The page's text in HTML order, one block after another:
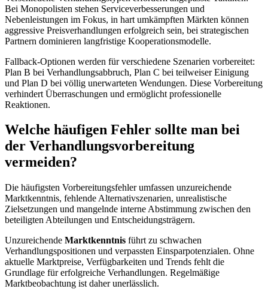
Bei Monopolisten stehen Serviceverbesserungen und
Nebenleistungen im Fokus, in hart umkämpften Märkten können
aggressive Preisverhandlungen erfolgreich sein, bei strategischen
Partnern dominieren langfristige Kooperationsmodelle.
Fallback-Optionen werden für verschiedene Szenarien vorbereitet:
Plan B bei Verhandlungsabbruch, Plan C bei teilweiser Einigung
und Plan D bei völlig unerwarteten Wendungen. Diese Vorbereitung
verhindert Überraschungen und ermöglicht professionelle
Reaktionen.
Welche häufigen Fehler sollte man bei
der Verhandlungsvorbereitung
vermeiden?
Die häufigsten Vorbereitungsfehler umfassen unzureichende
Marktkenntnis, fehlende Alternativszenarien, unrealistische
Zielsetzungen und mangelnde interne Abstimmung zwischen den
beteiligten Abteilungen und Entscheidungsträgern.
Unzureichende Marktkenntnis führt zu schwachen
Verhandlungspositionen und verpassten Einsparpotenzialen. Ohne
aktuelle Marktpreise, Verfügbarkeiten und Trends fehlt die
Grundlage für erfolgreiche Verhandlungen. Regelmäßige
Marktbeobachtung ist daher unerlässlich.